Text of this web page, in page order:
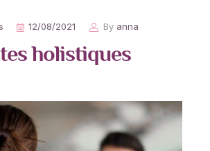
12/08/2021 By anna
holistiques